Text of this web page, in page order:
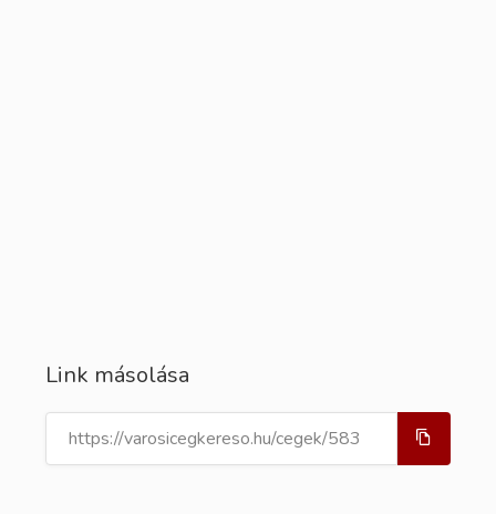
Link másolása